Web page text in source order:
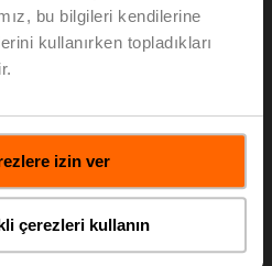
bu bilgileri kendilerine
kullanırken topladıkları
izin ver
çerezleri kullanın
Flanş, PN 25, ps 2500 kPa,
5...150°C [41...302°F]
AC/DC 24 V, 2...10 V, 150 s,